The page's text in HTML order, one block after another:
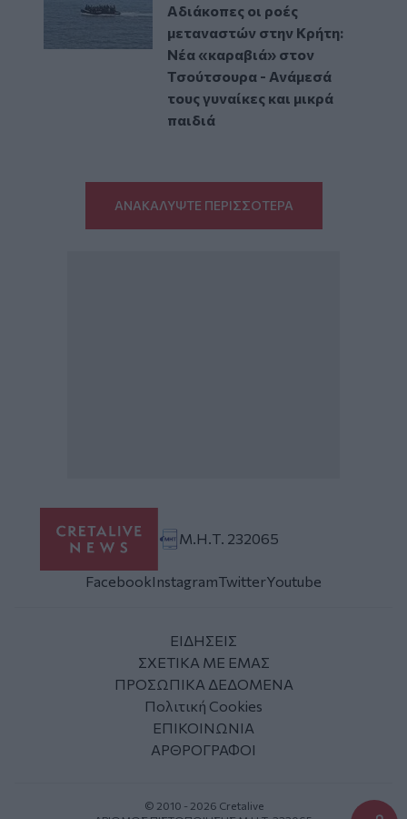
Αδιάκοπες οι ροές
μεταναστών στην Κρήτη:
Νέα «καραβιά» στον
Τσούτσουρα - Ανάμεσά
τους γυναίκες και μικρά
παιδιά
ΑΝΑΚΑΛΥΨΤΕ ΠΕΡΙΣΣΟΤΕΡΑ
Μ.Η.Τ. 232065
FacebookInstagramTwitterYoutube
ΕΙΔΗΣΕΙΣ
ΣΧΕΤΙΚΑ ΜΕ ΕΜΑΣ
ΠΡΟΣΩΠΙΚΑ ΔΕΔΟΜΕΝΑ
Πολιτική Cookies
ΕΠΙΚΟΙΝΩΝΙΑ
ΑΡΘΡΟΓΡΑΦΟΙ
© 2010 - 2026 Cretalive